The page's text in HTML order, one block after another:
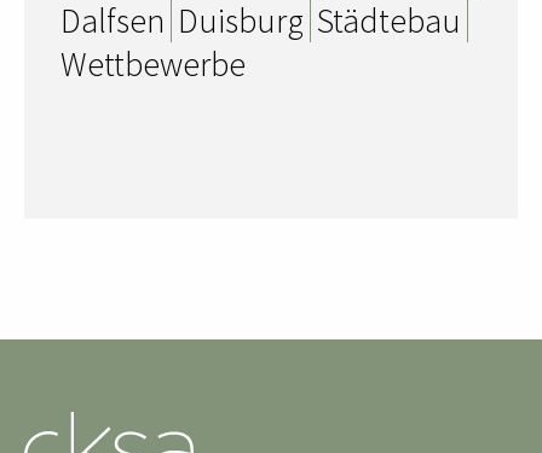
Dalfsen Duisburg Städtebau
Wettbewerbe